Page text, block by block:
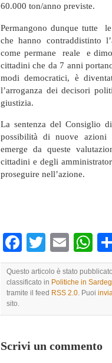
60.000 ton/anno previste.
Permangono dunque tutte
che hanno contraddistinto
come permane reale e
cittadini che da 7 anni
modi democratici, è
l’arroganza dei decisori
giustizia.
La sentenza del Consiglio
possibilità di nuove azioni
emerge da queste
cittadini e degli
proseguire nell’azione.
Facebook
TwitterEmail
Questo articolo è stato
classificato in Politiche in
tramite il feed RSS 2.0. Puoi
sito.
Scrivi un commento